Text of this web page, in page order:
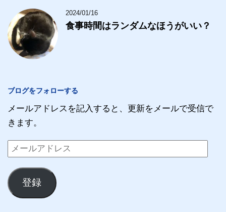
2024/01/16
食事時間はランダムなほうがいい？
ブログをフォローする
メールアドレスを記入すると、更新をメールで受信で
きます。
メ
ー
ル
ア
登録